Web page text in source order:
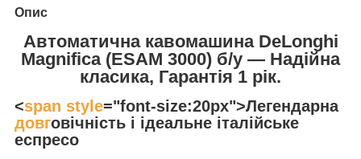
Опис
Автоматична кавомашина DeLonghi
Magnifica (ESAM 3000) б/у — Надійна
класика, Гарантія 1 рік.
<span style="font-size:20px">Легендарна
довговічність і ідеальне італійське
еспресо